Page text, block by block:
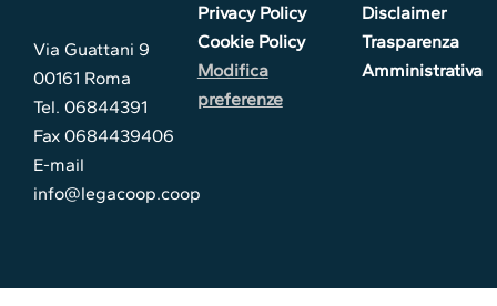
Via Guattani 9
00161 Roma
Tel. 06844391
Fax 0684439406
E-mail
info@legacoop.coop
Privacy Policy
Cookie Policy
Modifica
preferenze
Disclaimer
Trasparenza
Amministrativa